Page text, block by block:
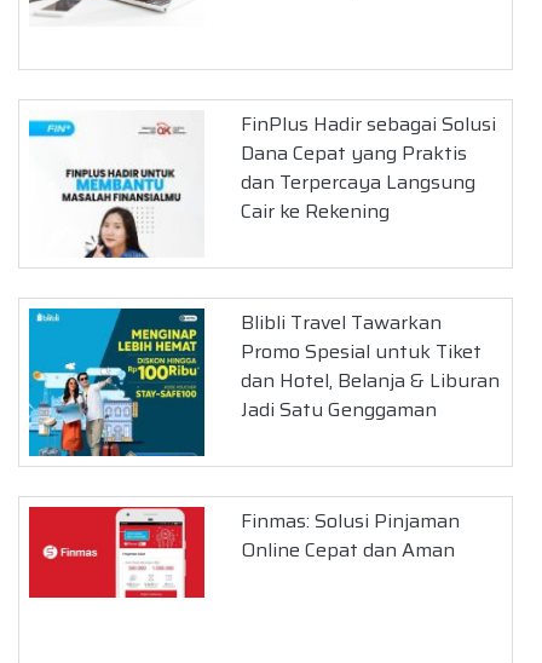
FinPlus Hadir sebagai Solusi
Dana Cepat yang Praktis
dan Terpercaya Langsung
Cair ke Rekening
Blibli Travel Tawarkan
Promo Spesial untuk Tiket
dan Hotel, Belanja & Liburan
Jadi Satu Genggaman
Finmas: Solusi Pinjaman
Online Cepat dan Aman